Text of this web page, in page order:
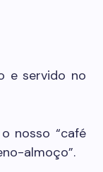
e servido no
nosso “café
almoço”.